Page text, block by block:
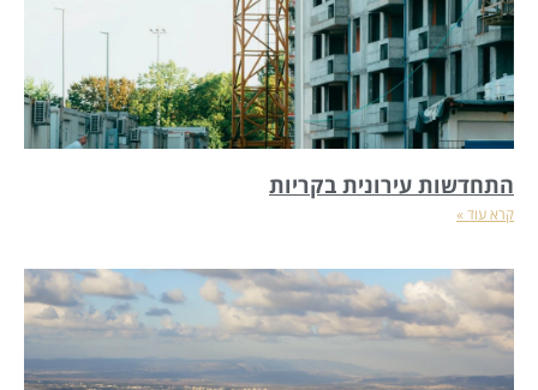
התחדשות עירונית בקריות
קרא עוד »